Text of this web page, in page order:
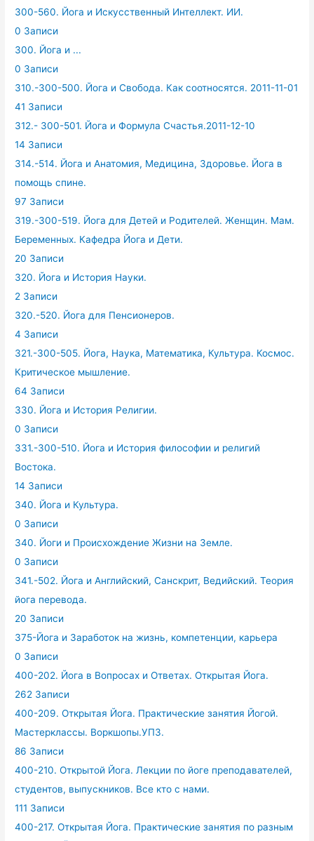
300-560. Йога и Искусственный Интеллект. ИИ.
0 Записи
300. Йога и ...
0 Записи
310.-300-500. Йога и Свобода. Как соотносятся. 2011-11-01
41 Записи
312.- 300-501. Йога и Формула Счастья.2011-12-10
14 Записи
314.-514. Йога и Анатомия, Медицина, Здоровье. Йога в
помощь спине.
97 Записи
319.-300-519. Йога для Детей и Родителей. Женщин. Мам.
Беременных. Кафедра Йога и Дети.
20 Записи
320. Йога и История Науки.
2 Записи
320.-520. Йога для Пенсионеров.
4 Записи
321.-300-505. Йога, Наука, Математика, Культура. Космос.
Критическое мышление.
64 Записи
330. Йога и История Религии.
0 Записи
331.-300-510. Йога и История философии и религий
Востока.
14 Записи
340. Йога и Культура.
0 Записи
340. Йоги и Происхождение Жизни на Земле.
0 Записи
341.-502. Йога и Английский, Санскрит, Ведийский. Теория
йога перевода.
20 Записи
375-Йога и Заработок на жизнь, компетенции, карьера
0 Записи
400-202. Йога в Вопросах и Ответах. Открытая Йога.
262 Записи
400-209. Открытая Йога. Практические занятия Йогой.
Мастерклассы. Воркшопы.УПЗ.
86 Записи
400-210. Открытой Йога. Лекции по йоге преподавателей,
студентов, выпускников. Все кто с нами.
111 Записи
400-217. Открытая Йога. Практические занятия по разным